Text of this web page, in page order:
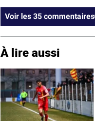
Voir les 35 commentaires
À lire aussi